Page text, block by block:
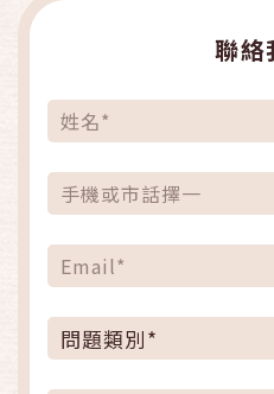
聯絡
問題類別*